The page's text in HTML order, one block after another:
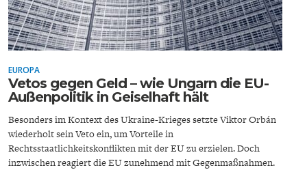
EUROPA
Vetos gegen Geld – wie Ungarn die EU-
Außenpolitik in Geiselhaft hält
Besonders im Kontext des Ukraine-Krieges setzte Viktor Orbán
wiederholt sein Veto ein, um Vorteile in
Rechtsstaatlichkeitskonflikten mit der EU zu erzielen. Doch
inzwischen reagiert die EU zunehmend mit Gegenmaßnahmen.